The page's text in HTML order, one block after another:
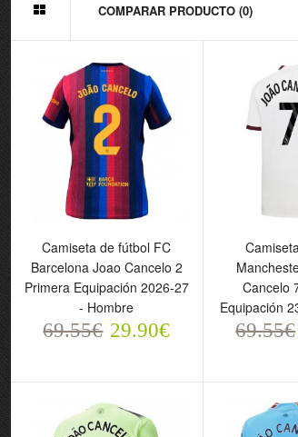
COMPARAR PRODUCTO (0)
Camiseta de fútbol FC
Barcelona Joao Cancelo 2
Primera Equipación 2026-
27 - Hombre
69.55€ 29.90€
Camiseta
Cancelo
69.55€
Camiseta de fútbol FC
Barcelona Joao Cancelo 2
Primera Equipación 2026-27
- Hombre
69.55€ 29.90€
Cancelo
Equipación
69.55€